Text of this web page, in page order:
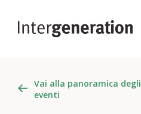
Vai alla panoramica degli
eventi